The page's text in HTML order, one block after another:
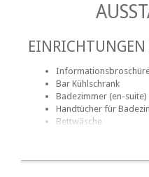
Bar Kühlschrank
Badezimmer (en-suite)
Handtücher für
Bettwäsche
Haartrockner